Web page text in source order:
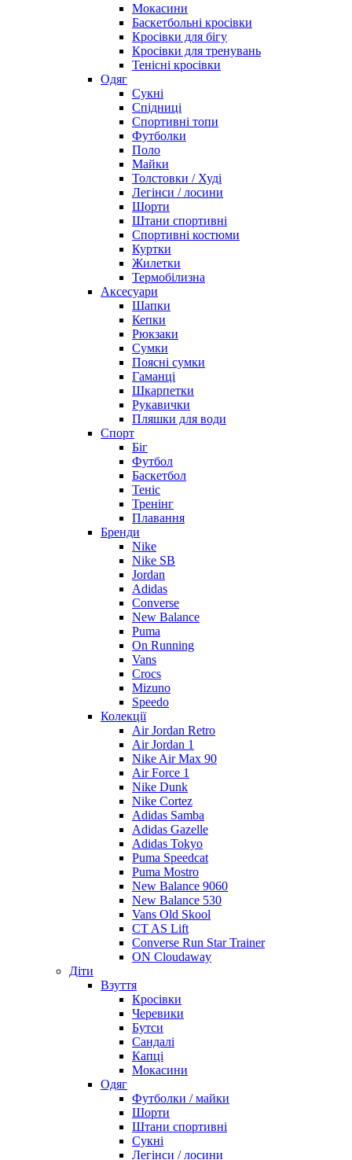
Мокасини
Баскетбольні кросівки
Кросівки для бігу
Кросівки для тренувань
Тенісні кросівки
Одяг
Сукні
Спідниці
Спортивні топи
Футболки
Поло
Майки
Толстовки / Худі
Легінси / лосини
Шорти
Штани спортивні
Спортивні костюми
Куртки
Жилетки
Термобілизна
Аксесуари
Шапки
Кепки
Рюкзаки
Сумки
Поясні сумки
Гаманці
Шкарпетки
Рукавички
Пляшки для води
Спорт
Біг
Футбол
Баскетбол
Теніс
Тренінг
Плавання
Бренди
Nike
Nike SB
Jordan
Adidas
Converse
New Balance
Puma
On Running
Vans
Crocs
Mizuno
Speedo
Колекції
Air Jordan Retro
Air Jordan 1
Nike Air Max 90
Air Force 1
Nike Dunk
Nike Cortez
Adidas Samba
Adidas Gazelle
Adidas Tokyo
Puma Speedcat
Puma Mostro
New Balance 9060
New Balance 530
Vans Old Skool
CT AS Lift
Converse Run Star Trainer
ON Cloudaway
Діти
Взуття
Кросівки
Черевики
Бутси
Сандалі
Капці
Мокасини
Одяг
Футболки / майки
Шорти
Штани спортивні
Сукні
Легінси / лосини